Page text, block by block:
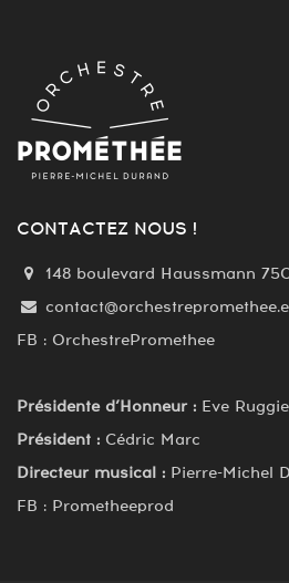
CONTACTEZ NOUS !
148 boulevard Haussmann
FB : OrchestrePromethee
Présidente d’Honneur : Eve
Président : Cédric Marc
Directeur musical : Pierre-Michel
FB : Prometheeprod